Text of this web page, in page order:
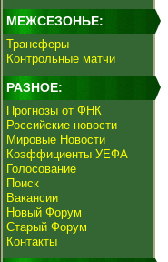
МЕЖСЕЗОНЬЕ:
Трансферы
Контрольные матчи
РАЗНОЕ:
Прогнозы от ФНК
Российские новости
Мировые Новости
Коэффициенты УЕФА
Голосование
Поиск
Вакансии
Новый Форум
Старый Форум
Контакты